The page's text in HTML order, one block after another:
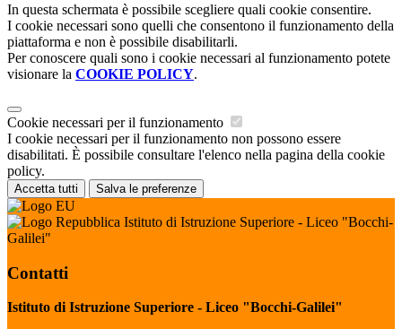
In questa schermata è possibile scegliere quali cookie consentire.
I cookie necessari sono quelli che consentono il funzionamento della
piattaforma e non è possibile disabilitarli.
Per conoscere quali sono i cookie necessari al funzionamento potete
visionare la COOKIE POLICY.
Cookie necessari per il funzionamento
I cookie necessari per il funzionamento non possono essere
disabilitati. È possibile consultare l'elenco nella pagina della cookie
policy.
Accetta tutti Salva le preferenze
Istituto di Istruzione Superiore - Liceo "Bocchi-
Galilei"
Contatti
Istituto di Istruzione Superiore - Liceo "Bocchi-Galilei"